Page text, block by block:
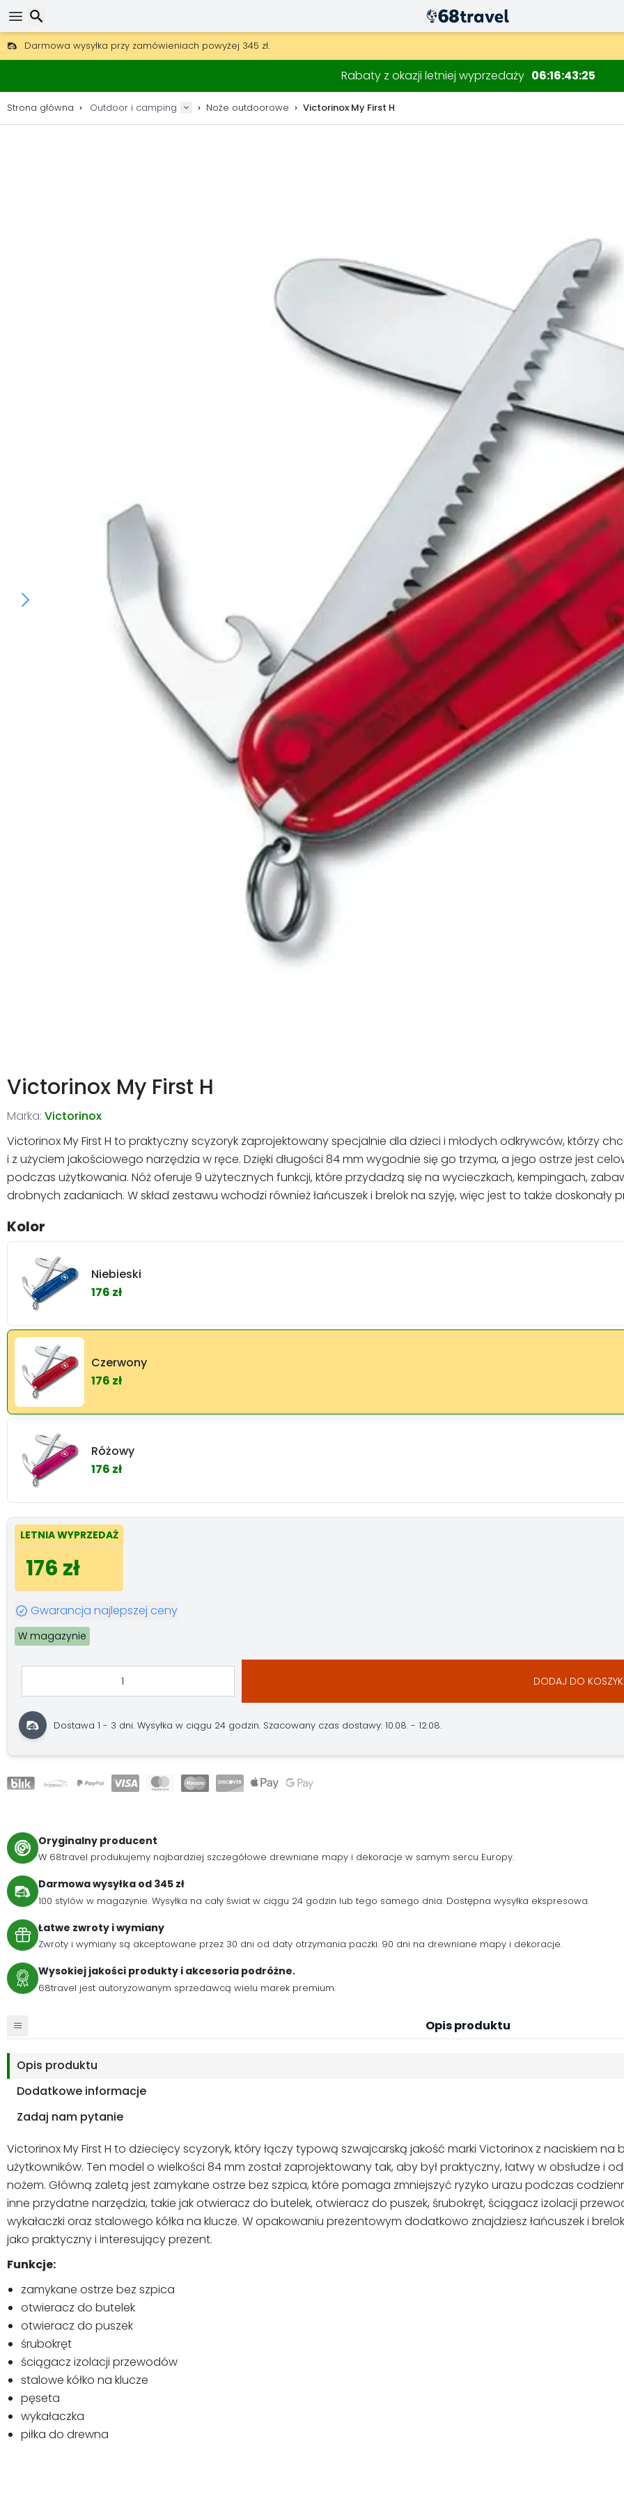
Darmowa wysyłka przy zamówieniach powyżej 345 zł.
30 dni na zwrot, 90 dni na drewniane mapy i dekoracje.
Rabaty z okazji letniej wyprzedaży 06164324
Strona główna Outdoor i camping Noże outdoorowe Victorinox My First H
Victorinox My First H
Marka: Victorinox
Victorinox My First H to praktyczny scyzoryk zaprojektowany specjalnie dla dzieci i młodych odkrywców, którzy
i z użyciem jakościowego narzędzia w ręce. Dzięki długości 84 mm wygodnie się go trzyma, a jego ostrze jest
podczas użytkowania. Nóż oferuje 9 użytecznych funkcji, które przydadzą się na wycieczkach, kempingach,
drobnych zadaniach. W skład zestawu wchodzi również łańcuszek i brelok na szyję, więc jest to także doskonały
Kolor
Niebieski
176 zł
Czerwony
176 zł
Różowy
176 zł
LETNIA WYPRZEDAŻ
176 zł
Gwarancja najlepszej ceny
W magazynie
DODAJ DO
Dostawa 1 - 3 dni.Wysyłka w ciągu 24 godzin. Szacowany czas dostawy: 10.08. - 12.08.
Oryginalny producent
W 68travel produkujemy najbardziej szczegółowe drewniane mapy i dekoracje w samym sercu Europy.
Darmowa wysyłka od 345 zł
100 stylów w magazynie. Wysyłka na cały świat w ciągu 24 godzin lub tego samego dnia. Dostępna wysyłka ekspresowa.
Łatwe zwroty i wymiany
Zwroty i wymiany są akceptowane przez 30 dni od daty otrzymania paczki. 90 dni na drewniane mapy i dekoracje.
Wysokiej jakości produkty i akcesoria podróżne.
68travel jest autoryzowanym sprzedawcą wielu marek premium.
Opis produktu
Opis produktu
Dodatkowe informacje
Zadaj nam pytanie
Victorinox My First H to dziecięcy scyzoryk, który łączy typową szwajcarską jakość marki Victorinox z naciskiem
użytkowników. Ten model o wielkości 84 mm został zaprojektowany tak, aby był praktyczny, łatwy w obsłudze i
nożem. Główną zaletą jest zamykane ostrze bez szpica, które pomaga zmniejszyć ryzyko urazu podczas
inne przydatne narzędzia, takie jak otwieracz do butelek, otwieracz do puszek, śrubokręt, ściągacz izolacji
wykałaczki oraz stalowego kółka na klucze. W opakowaniu prezentowym dodatkowo znajdziesz łańcuszek i
jako praktyczny i interesujący prezent.
Funkcje:
zamykane ostrze bez szpica
otwieracz do butelek
otwieracz do puszek
śrubokręt
ściągacz izolacji przewodów
stalowe kółko na klucze
pęseta
wykałaczka
piłka do drewna